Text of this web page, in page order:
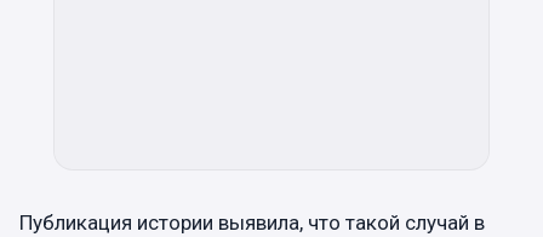
Публикация истории выявила, что такой случай в